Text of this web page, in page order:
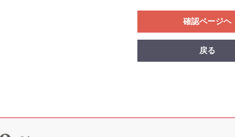
確認ページヘ
戻る